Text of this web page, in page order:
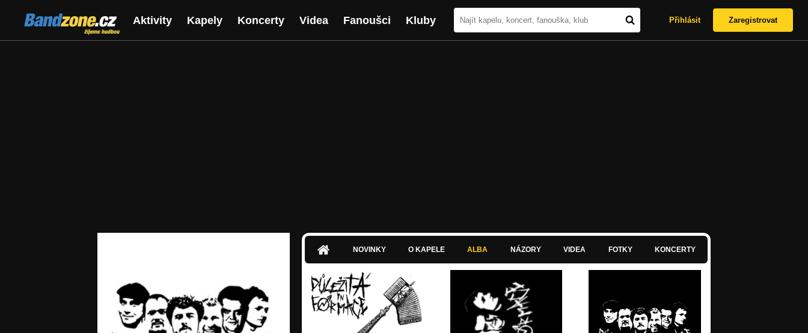
Bandzone.cz
žijeme hudbou
Aktivity Kapely Koncerty Videa Fanoušci Kluby Přihlásit Zaregistrovat
NOVINKY O KAPELE ALBA NÁZORY VIDEA FOTKY KONCERTY